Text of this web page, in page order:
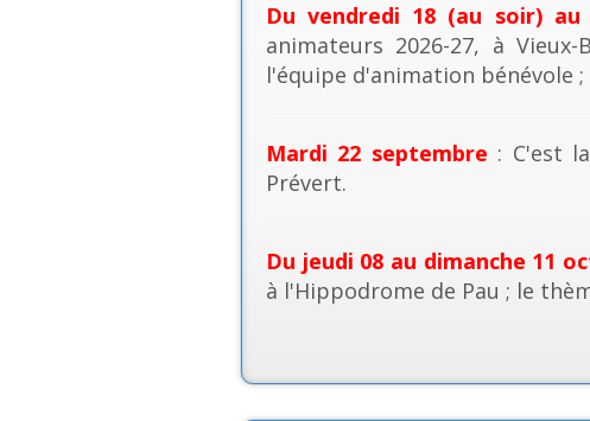
Du vendredi 18 (au soir) au
animateurs 2026-27, à
l'équipe d'animation bénévole
Mardi 22 septembre : C'est
Prévert.
Du jeudi 08 au dimanche 11
à l'Hippodrome de Pau ; le